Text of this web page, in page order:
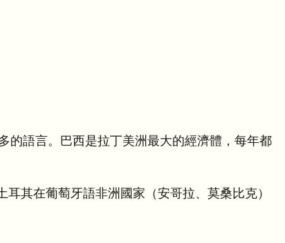
的語言。巴西是拉丁美洲最大的經濟體，每年都
其在葡萄牙語非洲國家（安哥拉、莫桑比克）